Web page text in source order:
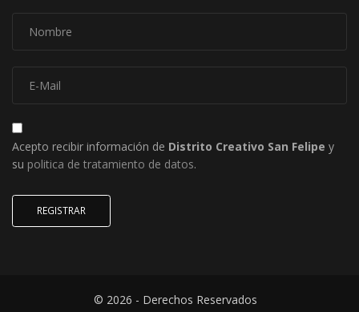
Acepto recibir información de Distrito Creativo San Felipe y
su politica de tratamiento de datos.
REGISTRAR
© 2026 - Derechos Reservados